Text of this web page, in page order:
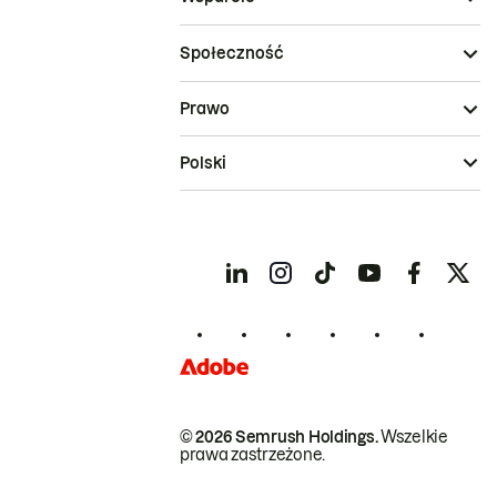
Społeczność
© 2026 Semrush Holdings.Wszelkie
prawa zastrzeżone.
Prawo
Polski